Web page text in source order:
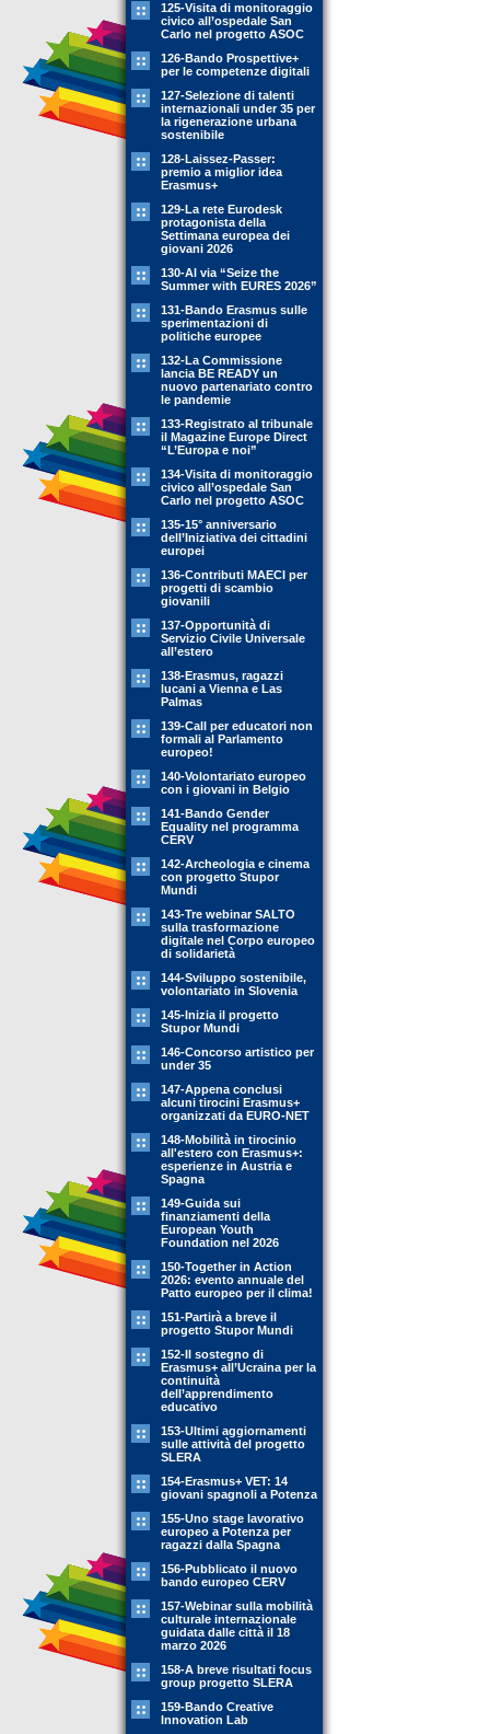
125-Visita di monitoraggio
civico all’ospedale San
Carlo nel progetto ASOC
126-Bando Prospettive+
per le competenze digitali
127-Selezione di talenti
internazionali under 35 per
la rigenerazione urbana
sostenibile
128-Laissez-Passer:
premio a miglior idea
Erasmus+
129-La rete Eurodesk
protagonista della
Settimana europea dei
giovani 2026
130-Al via “Seize the
Summer with EURES 2026”
131-Bando Erasmus sulle
sperimentazioni di
politiche europee
132-La Commissione
lancia BE READY un
nuovo partenariato contro
le pandemie
133-Registrato al tribunale
il Magazine Europe Direct
“L’Europa e noi”
134-Visita di monitoraggio
civico all’ospedale San
Carlo nel progetto ASOC
135-15° anniversario
dell’Iniziativa dei cittadini
europei
136-Contributi MAECI per
progetti di scambio
giovanili
137-Opportunità di
Servizio Civile Universale
all’estero
138-Erasmus, ragazzi
lucani a Vienna e Las
Palmas
139-Call per educatori non
formali al Parlamento
europeo!
140-Volontariato europeo
con i giovani in Belgio
141-Bando Gender
Equality nel programma
CERV
142-Archeologia e cinema
con progetto Stupor
Mundi
143-Tre webinar SALTO
sulla trasformazione
digitale nel Corpo europeo
di solidarietà
144-Sviluppo sostenibile,
volontariato in Slovenia
145-Inizia il progetto
Stupor Mundi
146-Concorso artistico per
under 35
147-Appena conclusi
alcuni tirocini Erasmus+
organizzati da EURO-NET
148-Mobilità in tirocinio
all'estero con Erasmus+:
esperienze in Austria e
Spagna
149-Guida sui
finanziamenti della
European Youth
Foundation nel 2026
150-Together in Action
2026: evento annuale del
Patto europeo per il clima!
151-Partirà a breve il
progetto Stupor Mundi
152-Il sostegno di
Erasmus+ all’Ucraina per la
continuità
dell’apprendimento
educativo
153-Ultimi aggiornamenti
sulle attività del progetto
SLERA
154-Erasmus+ VET: 14
giovani spagnoli a Potenza
155-Uno stage lavorativo
europeo a Potenza per
ragazzi dalla Spagna
156-Pubblicato il nuovo
bando europeo CERV
157-Webinar sulla mobilità
culturale internazionale
guidata dalle città il 18
marzo 2026
158-A breve risultati focus
group progetto SLERA
159-Bando Creative
Innovation Lab